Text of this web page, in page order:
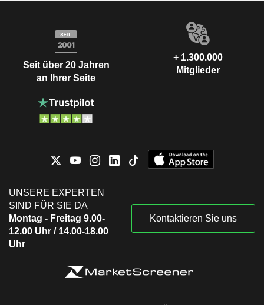
Seit über 20 Jahren
an Ihrer Seite
+ 1.300.000
Mitglieder
UNSERE EXPERTEN
SIND FÜR SIE DA
Montag - Freitag 9.00-
12.00 Uhr / 14.00-18.00
Uhr
Kontaktieren Sie uns